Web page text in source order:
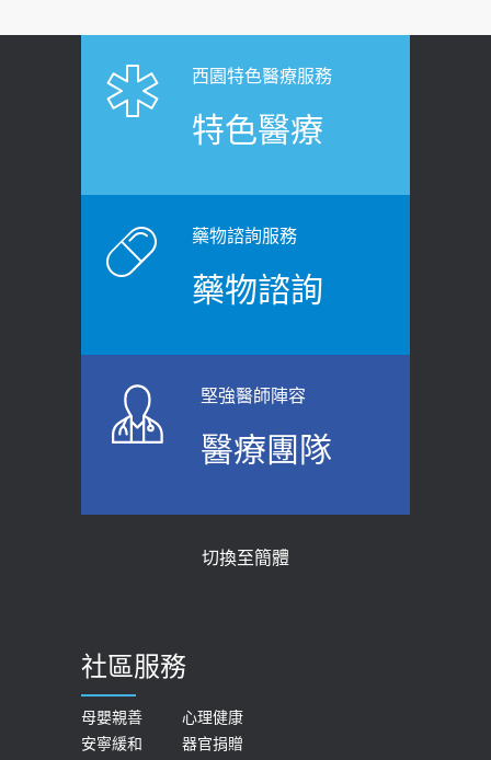
健康肛門痛都是痔瘡?醫談瘍瘍瘻管與肛
裂差異 逾50歲民眾可做1事
原則避免血糖血壓飆高
2026-06-08
上班常待在冷氣房？小心泌尿道感染
醫示警：1病症嚴重恐喪命
2026-05-21
女性必看國健署公費懶人包！這幾項檢
查完全免費 沒做虧大了
「落枕」不要大力按脖子！ 1招「伸
展運動」預防落枕
老後睡不好、夜間易跌倒
2021-03-05
骨科魏志定主任接受專訪 【年代電視
質密度檢查！醫：注意5重點可逆轉
膝蓋退化有9大部位 骨科醫坦言：不
一定得換人工關節
2019-10-08
西園特色醫療服務
特色醫療
藥物諮詢服務
藥物諮詢
堅強醫師陣容
醫療團隊
切換至簡體
社區服務
母嬰親善
心理健康
安寧緩和
器官捐贈